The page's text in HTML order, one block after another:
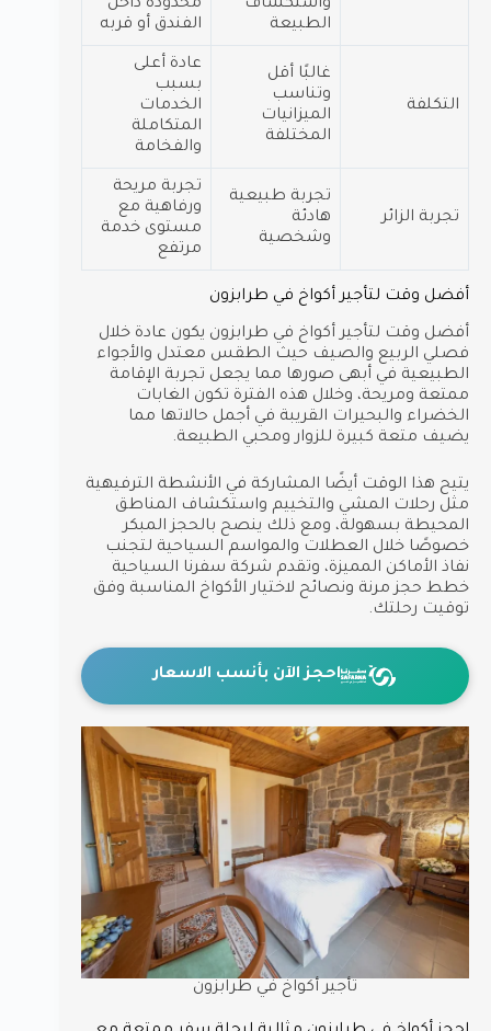
واستكشاف
الطبيعة
محدودة داخل
الفندق أو قربه
التكلفة
غالبًا أقل
وتناسب
الميزانيات
المختلفة
عادة أعلى
بسبب
الخدمات
المتكاملة
والفخامة
تجربة الزائر
تجربة طبيعية
هادئة
وشخصية
تجربة مريحة
ورفاهية مع
مستوى خدمة
مرتفع
أفضل وقت لتأجير أكواخ في طرابزون
أفضل وقت لتأجير أكواخ في طرابزون يكون عادة خلال
فصلي الربيع والصيف حيث الطقس معتدل والأجواء
الطبيعية في أبهى صورها مما يجعل تجربة الإقامة
ممتعة ومريحة، وخلال هذه الفترة تكون الغابات
الخضراء والبحيرات القريبة في أجمل حالاتها مما
يضيف متعة كبيرة للزوار ومحبي الطبيعة.
يتيح هذا الوقت أيضًا المشاركة في الأنشطة الترفيهية
مثل رحلات المشي والتخييم واستكشاف المناطق
المحيطة بسهولة، ومع ذلك ينصح بالحجز المبكر
خصوصًا خلال العطلات والمواسم السياحية لتجنب
نفاذ الأماكن المميزة، وتقدم شركة سفرنا السياحية
خطط حجز مرنة ونصائح لاختيار الأكواخ المناسبة وفق
توقيت رحلتك.
احجز الآن بأنسب الاسعار
تأجير أكواخ في طرابزون